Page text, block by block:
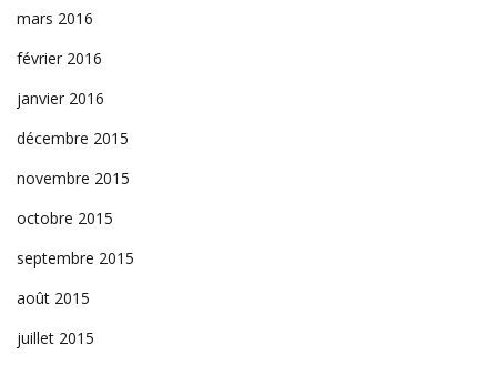
mars 2016
février 2016
janvier 2016
décembre 2015
novembre 2015
octobre 2015
septembre 2015
août 2015
juillet 2015